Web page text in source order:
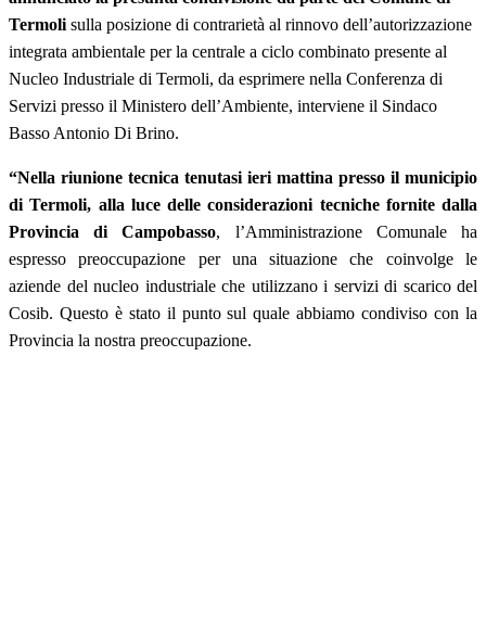
Termoli sulla posizione di contrarietà al rinnovo dell’autorizzazione
integrata ambientale per la centrale a ciclo combinato presente al
Nucleo Industriale di Termoli, da esprimere nella Conferenza di
Servizi presso il Ministero dell’Ambiente, interviene il Sindaco
Basso Antonio Di Brino.
“Nella riunione tecnica tenutasi ieri mattina presso il municipio
di Termoli, alla luce delle considerazioni tecniche fornite dalla
Provincia di Campobasso, l’Amministrazione Comunale ha
espresso preoccupazione per una situazione che coinvolge le
aziende del nucleo industriale che utilizzano i servizi di scarico del
Cosib. Questo è stato il punto sul quale abbiamo condiviso con la
Provincia la nostra preoccupazione.